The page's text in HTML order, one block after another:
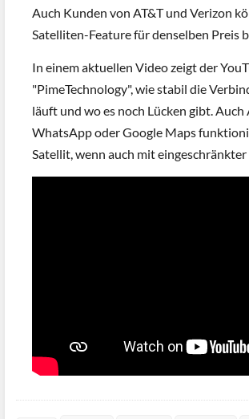
Auch Kunden von AT&T und Verizon
Satelliten-Feature für denselben Preis
In einem aktuellen Video zeigt der
"PimeTechnology", wie stabil die
läuft und wo es noch Lücken gibt. Auch
WhatsApp oder Google Maps
Satellit, wenn auch mit